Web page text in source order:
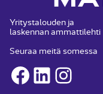
Yritystalouden ja
laskennan ammattilehti
Seuraa meitä somessa
Facebook
LinkedInInstagram